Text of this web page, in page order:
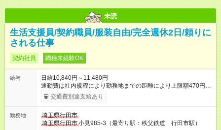
未読
生活支援員/契約職員/服装自由/完全週休2日/頼りに
される仕事
契約社員 職種未経験OK
給与
日給10,840円～11,480円
通勤費は社内規程により勤務地までの距離により上限額470円/
日まで支給します。 【試用期間】試用期間あり 試用期間の長
さ：3ヶ月 ※ 雇用形態と給与に、本採用時と異なる部分がありま
円 ～ 10,680円 試用期間中は福利厚生の一部が制限されます。
交通費別途支給あり
勤務地
埼玉県行田市
埼玉県行田市小見985-3（最寄り駅：秩父鉄道 行田市駅）